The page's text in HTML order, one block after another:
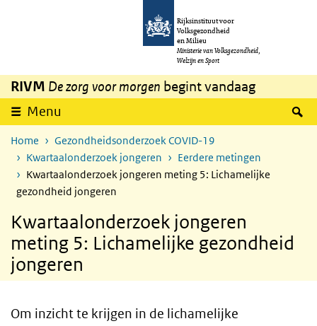
Overslaan en naar de inhoud gaan
Rijksinstituut voor
Volksgezondheid
en Milieu
Ministerie van Volksgezondheid,
Welzijn en Sport
RIVM De zorg voor morgen begint vandaag
Menu
Home
Gezondheidsonderzoek COVID-19
Kwartaalonderzoek jongeren
Eerdere metingen
Kwartaalonderzoek jongeren meting 5: Lichamelijke
gezondheid jongeren
Kwartaalonderzoek jongeren
meting 5: Lichamelijke gezondheid
jongeren
Om inzicht te krijgen in de lichamelijke